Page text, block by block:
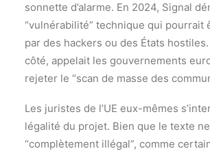
sonnette d’alarme. En 2024, Signal
“vulnérabilité” technique qui pourrait
par des hackers ou des États
côté, appelait les gouvernements
rejeter le “scan de masse des
Les juristes de l’UE eux-mêmes
légalité du projet. Bien que le texte
“complètement illégal”, comme